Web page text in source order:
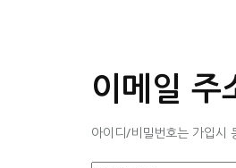
이메일 주
아이디/비밀번호는 가입시